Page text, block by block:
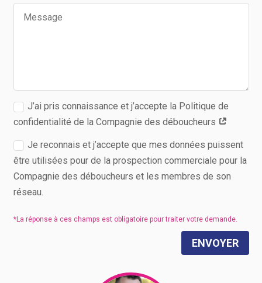
J’ai pris connaissance et j’accepte la Politique de
confidentialité de la Compagnie des déboucheurs
Je reconnais et j’accepte que mes données puissent
être utilisées pour de la prospection commerciale pour la
Compagnie des déboucheurs et les membres de son
réseau.
ENVOYER